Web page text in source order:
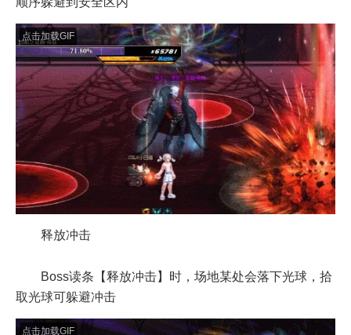
点击加载GIF
释放冲击
Boss读条【释放冲击】时，场地某处会落下光球，拾
取光球可躲避冲击
点击加载GIF